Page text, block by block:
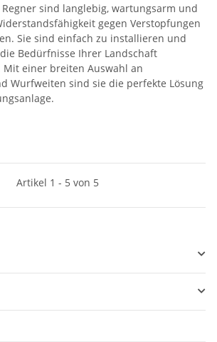
Regner sind langlebig, wartungsarm und
gegen Verstopfungen
Sie sind einfach zu installieren und
Bedürfnisse Ihrer Landschaft
Mit einer breiten Auswahl an
Wurfweiten sind sie die perfekte Lösung
Artikel 1 - 5 von 5